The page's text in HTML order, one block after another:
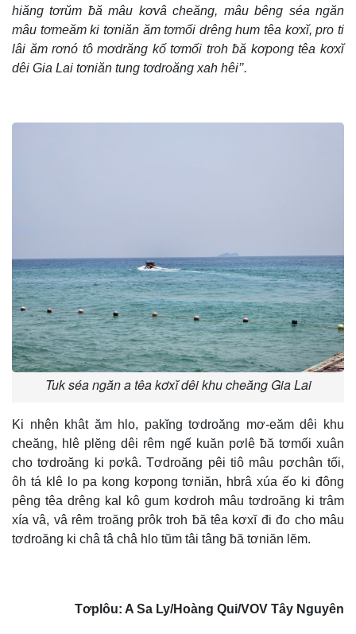
hiăng tơrŭm ƀă mâu kơvâ cheăng, mâu bêng séa ngăn
mâu tơmeăm ki tơniăn ăm tơmối drêng hum têa kơxĭ, pro ti
lâi ăm rơnó tô mơdrăng kố tơmối troh ƀă kơpong têa kơxĭ
dêi Gia Lai tơniăn tung tơdroăng xah hêi’’.
Tuk séa ngăn a têa kơxĭ dêi khu cheăng Gia Lai
Ki nhên khât ăm hlo, pakĭng tơdroăng mơ-eăm dêi khu
cheăng, hlê plĕng dêi rêm ngế kuăn pơlê ƀă tơmối xuân
cho tơdroăng ki pơkâ. Tơdroăng pêi tiô mâu pơchân tối,
ôh tá klê lo pa kong kơpong tơniăn, hbrâ xúa ếo ki đông
pêng têa drêng kal kô gum kơdroh mâu tơdroăng ki trâm
xía vâ, vâ rêm troăng prôk troh ƀă têa kơxĭ đi đo cho mâu
tơdroăng ki châ tâ châ hlo tŭm tâi tâng ƀă tơniăn lĕm.
Tơplôu: A Sa Ly/Hoàng Qui/VOV Tây Nguyên